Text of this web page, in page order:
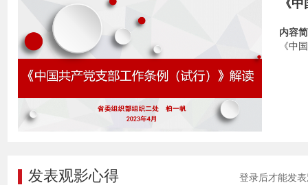
《
内容
《中
登录后才能发
发表观影心得